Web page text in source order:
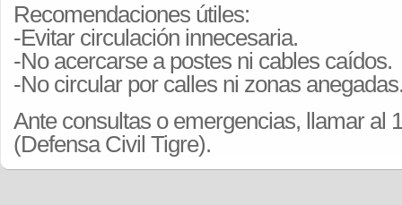
Recomendaciones útiles:
-Evitar circulación innecesaria.
-No acercarse a postes ni cables caídos.
-No circular por calles ni zonas
Ante consultas o emergencias, llamar al
(Defensa Civil Tigre).